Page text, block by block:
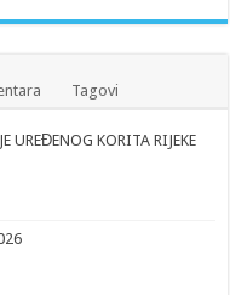
Tagovi
UREĐENOG KORITA RIJEKE